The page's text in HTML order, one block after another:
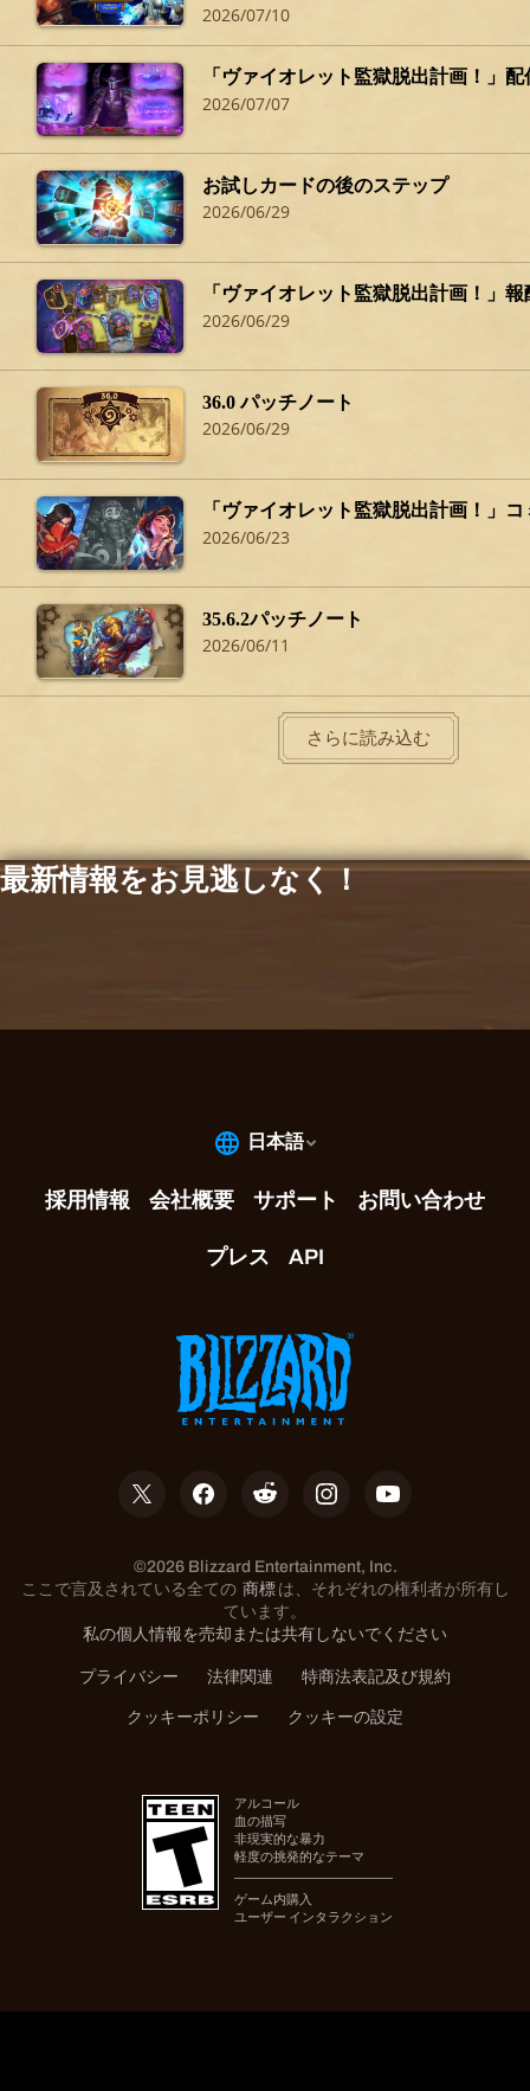
2026/07/10
「ヴァイオレット監獄脱出計画！」配
2026/07/07
お試しカードの後のステップ
2026/06/29
「ヴァイオレット監獄脱出計画！」
2026/06/29
36.0 パッチノート
2026/06/29
「ヴァイオレット監獄脱出計画！」
2026/06/23
35.6.2パッチノート
2026/06/11
さらに読み込む
最新情報をお見逃しなく！